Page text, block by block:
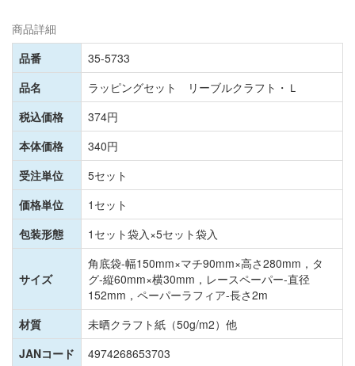
商品詳細
品番
35-5733
品名
ラッピングセット リーブルクラフト・Ｌ
税込価格
374円
本体価格
340円
受注単位
5セット
価格単位
1セット
包装形態
1セット袋入×5セット袋入
サイズ
角底袋-幅150mm×マチ90mm×高さ280mm，タ
グ-縦60mm×横30mm，レースペーパー-直径
152mm，ペーパーラフィア-長さ2m
材質
未晒クラフト紙（50g/m2）他
JANコード
4974268653703